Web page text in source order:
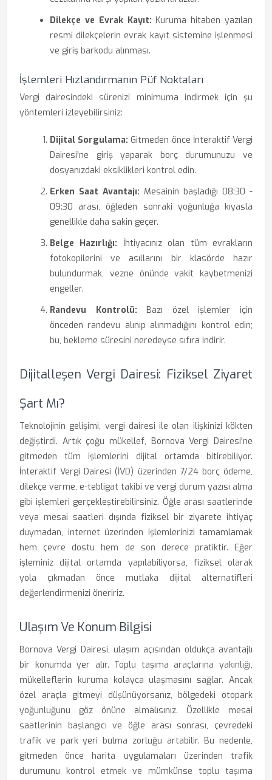
Dilekçe ve Evrak Kayıt: Kuruma hitaben yazılan
resmi dilekçelerin evrak kayıt sistemine işlenmesi
ve giriş barkodu alınması.
İşlemleri Hızlandırmanın Püf Noktaları
Vergi dairesindeki sürenizi minimuma indirmek için şu
yöntemleri izleyebilirsiniz:
Dijital Sorgulama: Gitmeden önce İnteraktif Vergi
Dairesi'ne giriş yaparak borç durumunuzu ve
dosyanızdaki eksiklikleri kontrol edin.
Erken Saat Avantajı: Mesainin başladığı 08:30 -
09:30 arası, öğleden sonraki yoğunluğa kıyasla
genellikle daha sakin geçer.
Belge Hazırlığı: İhtiyacınız olan tüm evrakların
fotokopilerini ve asıllarını bir klasörde hazır
bulundurmak, vezne önünde vakit kaybetmenizi
engeller.
Randevu Kontrolü: Bazı özel işlemler için
önceden randevu alınıp alınmadığını kontrol edin;
bu, bekleme süresini neredeyse sıfıra indirir.
Dijitalleşen Vergi Dairesi: Fiziksel Ziyaret
Şart Mı?
Teknolojinin gelişimi, vergi dairesi ile olan ilişkinizi kökten
değiştirdi. Artık çoğu mükellef, Bornova Vergi Dairesi'ne
gitmeden tüm işlemlerini dijital ortamda bitirebiliyor.
İnteraktif Vergi Dairesi (İVD) üzerinden 7/24 borç ödeme,
dilekçe verme, e-tebligat takibi ve vergi durum yazısı alma
gibi işlemleri gerçekleştirebilirsiniz. Öğle arası saatlerinde
veya mesai saatleri dışında fiziksel bir ziyarete ihtiyaç
duymadan, internet üzerinden işlemlerinizi tamamlamak
hem çevre dostu hem de son derece pratiktir. Eğer
işleminiz dijital ortamda yapılabiliyorsa, fiziksel olarak
yola çıkmadan önce mutlaka dijital alternatifleri
değerlendirmenizi öneririz.
Ulaşım Ve Konum Bilgisi
Bornova Vergi Dairesi, ulaşım açısından oldukça avantajlı
bir konumda yer alır. Toplu taşıma araçlarına yakınlığı,
mükelleflerin kuruma kolayca ulaşmasını sağlar. Ancak
özel araçla gitmeyi düşünüyorsanız, bölgedeki otopark
yoğunluğunu göz önüne almalısınız. Özellikle mesai
saatlerinin başlangıcı ve öğle arası sonrası, çevredeki
trafik ve park yeri bulma zorluğu artabilir. Bu nedenle,
gitmeden önce harita uygulamaları üzerinden trafik
durumunu kontrol etmek ve mümkünse toplu taşıma